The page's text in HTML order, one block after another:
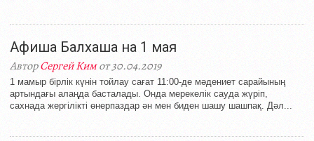
Афиша Балхаша на 1 мая
АвторСергей Кимот 30.04.2019
1 мамыр бірлік күнін тойлау сағат 11:00-де мәдениет сарайының
артындағы алаңда басталады. Онда мерекелік сауда жүріп,
сахнада жергілікті өнерпаздар ән мен биден шашу шашпақ. Дәл...